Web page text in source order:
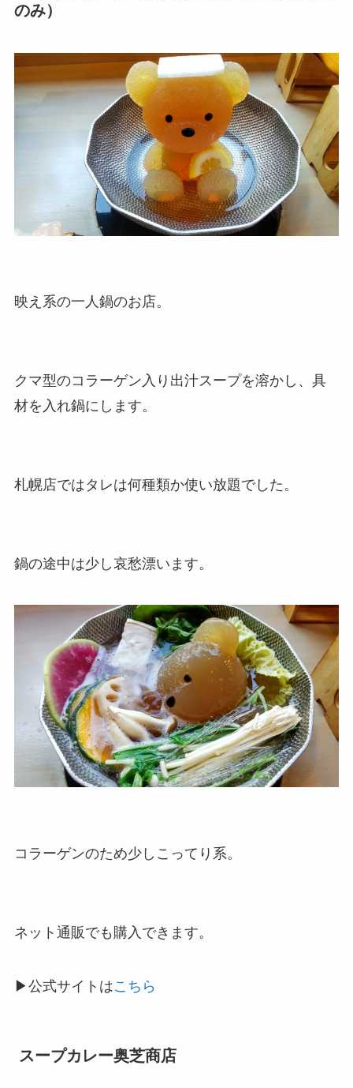
のみ）
映え系の一人鍋のお店。
クマ型のコラーゲン入り出汁スープを溶かし、具
材を入れ鍋にします。
札幌店ではタレは何種類か使い放題でした。
鍋の途中は少し哀愁漂います。
コラーゲンのため少しこってり系。
ネット通販でも購入できます。
▶公式サイトはこちら
スープカレー奥芝商店